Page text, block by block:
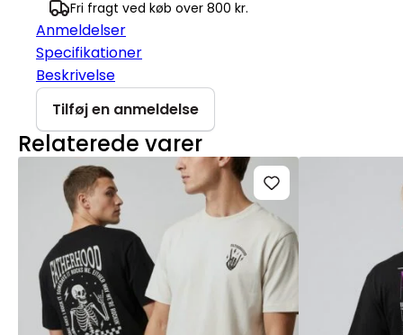
Fri fragt ved køb over 800 kr.
Anmeldelser
Specifikationer
Beskrivelse
Tilføj en anmeldelse
Relaterede varer